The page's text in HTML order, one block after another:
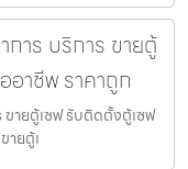
การ บริการ ขายตู้
าชีพ ราคาถูก
ขายตู้เซฟ รับติดตั้งตู้เซฟ
ายตู้เ